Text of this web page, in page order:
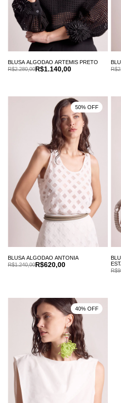
BLUSA ALGODAO ARTEMIS PRETO
R$1.140,00
R$2.280,00
BLUSA ALGODAO ANTONIA
R$620,00
R$1.240,00
50% OFF
40% OFF